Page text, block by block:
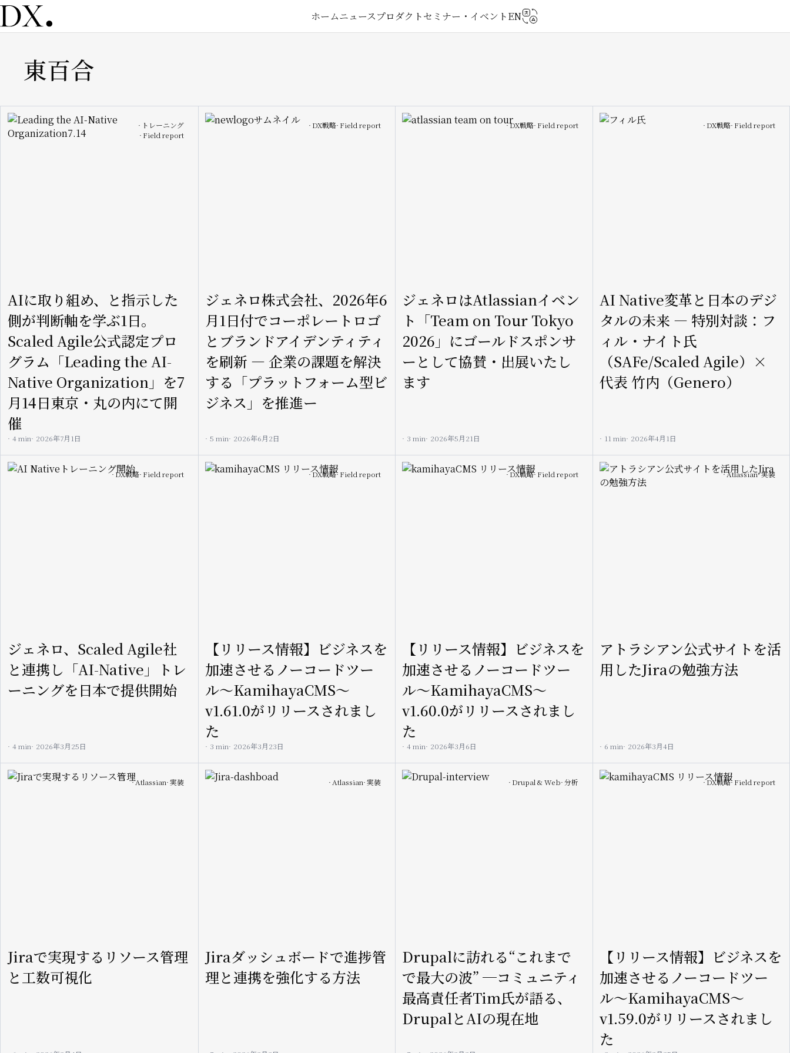
メ
ン
に
移
メ
ナ
ョ
ン
ホームニュースプロダクトセミナー・イベント
東百合
Image
トレーニング
Field report
AIに取り組め、と指示した
側が判断軸を学ぶ1日。
Scaled Agile公式認定プロ
グラム「Leading the AI-
Native Organization」を7
月14日東京・丸の内にて開
催
4 min 2026年7月1日
Image DX戦略 Field report
ジェネロ株式会社、2026年6
月1日付でコーポレートロゴ
とブランドアイデンティティ
を刷新 — 企業の課題を解決
する「プラットフォーム型ビ
ジネス」を推進ー
5 min 2026年6月2日
Image DX戦略 Field report
ジェネロはAtlassianイベン
ト「Team on Tour Tokyo
2026」にゴールドスポンサ
ーとして協賛・出展いたし
ます
3 min 2026年5月21日
Image DX戦略 Field report
AI Native変革と日本のデジ
タルの未来 — 特別対談：フ
ィル・ナイト氏
（SAFe/Scaled Agile）×
代表 竹内（Genero）
11 min 2026年4月1日
Image DX戦略 Field report
ジェネロ、Scaled Agile社
と連携し「AI-Native」トレ
ーニングを日本で提供開始
4 min 2026年3月25日
Image DX戦略 Field report
【リリース情報】ビジネスを
加速させるノーコードツー
ル〜KamihayaCMS〜
v1.61.0がリリースされまし
た
3 min 2026年3月23日
Image DX戦略 Field report
【リリース情報】ビジネスを
加速させるノーコードツー
ル〜KamihayaCMS〜
v1.60.0がリリースされまし
た
4 min 2026年3月6日
Image Atlassian 実装
アトラシアン公式サイトを活
用したJiraの勉強方法
6 min 2026年3月4日
Image Atlassian 実装
Jiraで実現するリソース管理
と工数可視化
Image Atlassian 実装
Jiraダッシュボードで進捗管
理と連携を強化する方法
Image Drupal & Web 分析
Drupalに訪れる“これまで
で最大の波” ─コミュニティ
最高責任者Tim氏が語る、
DrupalとAIの現在地
Image DX戦略 Field report
【リリース情報】ビジネスを
加速させるノーコードツー
ル〜KamihayaCMS〜
v1.59.0がリリースされまし
た